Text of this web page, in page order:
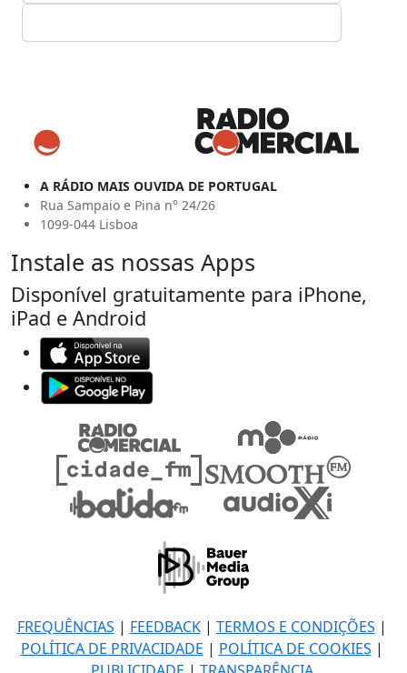
A RÁDIO MAIS OUVIDA DE PORTUGAL
Rua Sampaio e Pina n° 24/26
1099-044 Lisboa
Instale as nossas Apps
Disponível gratuitamente para iPhone,
iPad e Android
FREQUÊNCIAS | FEEDBACK| TERMOS E CONDIÇÕES |
POLÍTICA DE PRIVACIDADE | POLÍTICA DE COOKIES |